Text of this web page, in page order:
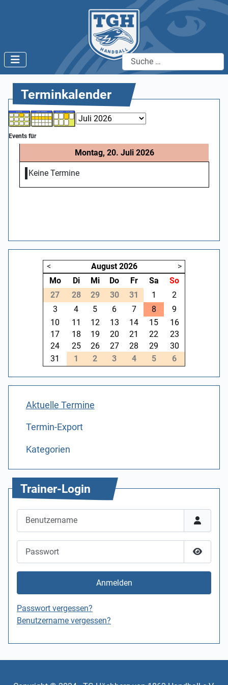
Suchen
Terminkalender
Events für
Montag, 20. Juli 2026
Keine Termine
< August 2026
>
Mo
Di Mi Do Fr Sa
So
27
28 29 30 31 1
2
3
4 5 6 7 8
9
10
11 12 13 14 15
16
17
18 19 20 21 22
23
24
25 26 27 28 29
30
31
1 2 3 4 5 6
Aktuelle Termine
Termin-Export
Kategorien
Trainer-Login
Anmelden
Passwort vergessen?
Benutzername vergessen?